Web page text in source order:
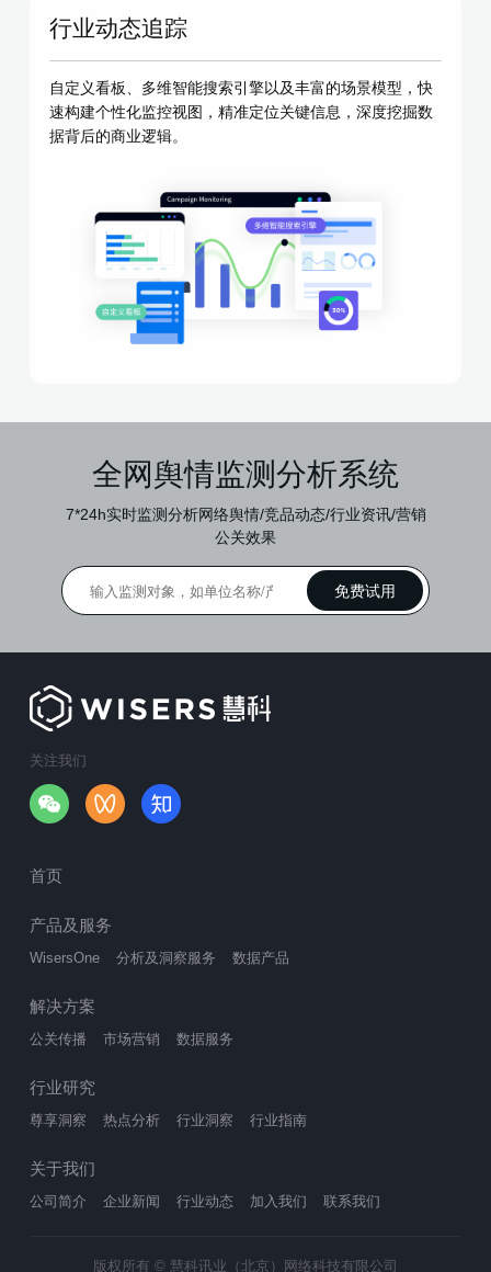
行业动态追踪
自定义看板、多维智能搜索引擎以及丰富的场景模型，快
速构建个性化监控视图，精准定位关键信息，深度挖掘数
据背后的商业逻辑。
全网舆情监测分析系统
7*24h实时监测分析网络舆情/竞品动态/行业资讯/营销
公关效果
关注我们
首页
产品及服务
WisersOne 分析及洞察服务 数据产品
解决方案
公关传播 市场营销 数据服务
行业研究
尊享洞察 热点分析 行业洞察 行业指南
关于我们
公司简介 企业新闻 行业动态 加入我们 联系我们
版权所有 © 慧科讯业（北京）网络科技有限公司